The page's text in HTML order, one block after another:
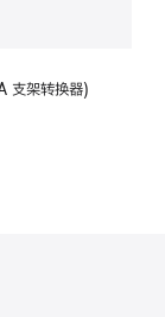
支架转换器)